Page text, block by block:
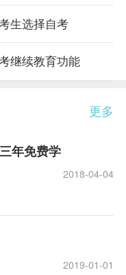
生选择自考
继续教育功能
更多
年免费学
2018-04-04
2019-01-01